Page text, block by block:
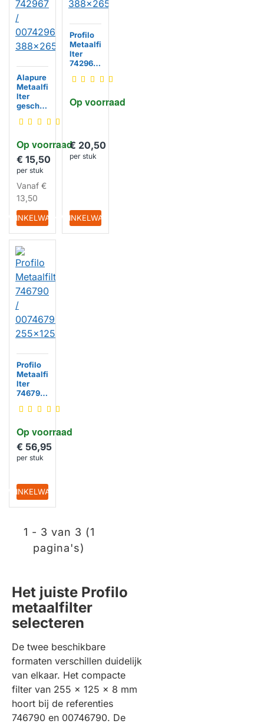
HUISMERK
Op voorraad
Alapure
Metaalfi
lter
geschik
Profilo
/
007429
67
388x26
5x8mm
€ 15,50
per stuk
Vanaf €
13,50
WINKELWAGEN
Op voorraad
Profilo
Metaalfi
lter
742967
007429
388x26
5x8mm
€ 20,50
per stuk
IN WINKELWAGEN
Op voorraad
Profilo
Metaalfi
lter
746790
007467
255x12
5x8mm
€ 56,95
per stuk
WINKELWAGEN
1 - 3 van 3 (1
pagina's)
Het juiste Profilo
metaalfilter
selecteren
De twee beschikbare
formaten verschillen duidelijk
van elkaar. Het compacte
filter van 255 x 125 x 8 mm
hoort bij de referenties
746790 en 00746790. De